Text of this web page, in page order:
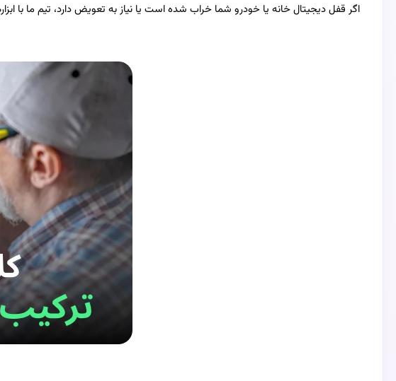
اگر قفل دیجیتال خانه یا خودرو شما خراب شده است یا نیاز به تعویض دارد، تیم ما